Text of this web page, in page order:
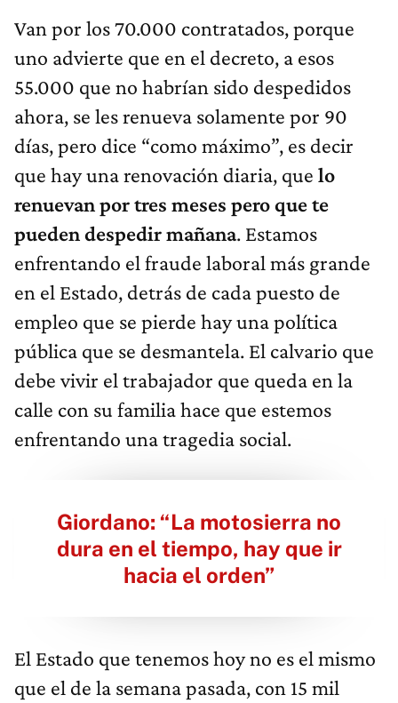
Van por los 70.000 contratados, porque
uno advierte que en el decreto, a esos
55.000 que no habrían sido despedidos
ahora, se les renueva solamente por 90
días, pero dice “como máximo”, es decir
que hay una renovación diaria, que lo
renuevan por tres meses pero que te
pueden despedir mañana. Estamos
enfrentando el fraude laboral más grande
en el Estado, detrás de cada puesto de
empleo que se pierde hay una política
pública que se desmantela. El calvario que
debe vivir el trabajador que queda en la
calle con su familia hace que estemos
enfrentando una tragedia social.
Giordano: “La motosierra no
dura en el tiempo, hay que ir
hacia el orden”
El Estado que tenemos hoy no es el mismo
que el de la semana pasada, con 15 mil